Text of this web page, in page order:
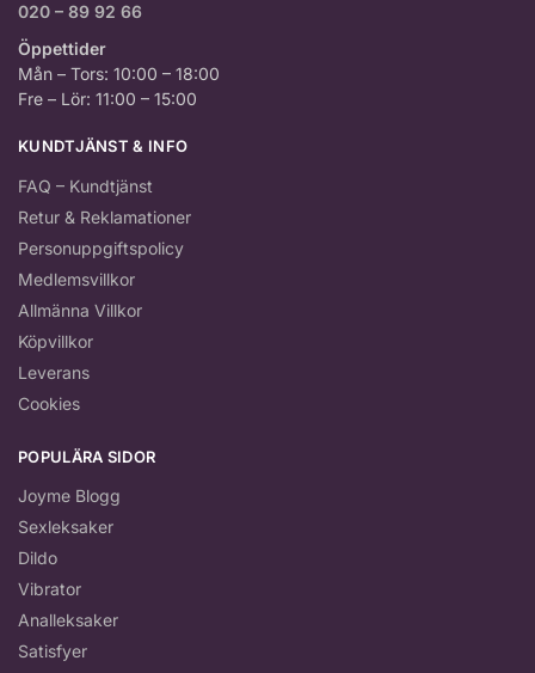
020 – 89 92 66
Öppettider
Mån – Tors: 10:00 – 18:00
Fre – Lör: 11:00 – 15:00
KUNDTJÄNST & INFO
FAQ – Kundtjänst
Retur & Reklamationer
Personuppgiftspolicy
Medlemsvillkor
Allmänna Villkor
Köpvillkor
Leverans
Cookies
POPULÄRA SIDOR
Joyme Blogg
Sexleksaker
Dildo
Vibrator
Analleksaker
Satisfyer